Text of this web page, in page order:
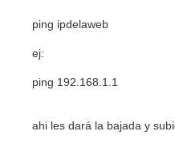
ping ipdelaweb
ej:
ping 192.168.1.1
ahi les dará la bajada y